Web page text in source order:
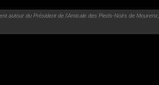
autour du Président de l'Amicale des Pieds-Noirs de